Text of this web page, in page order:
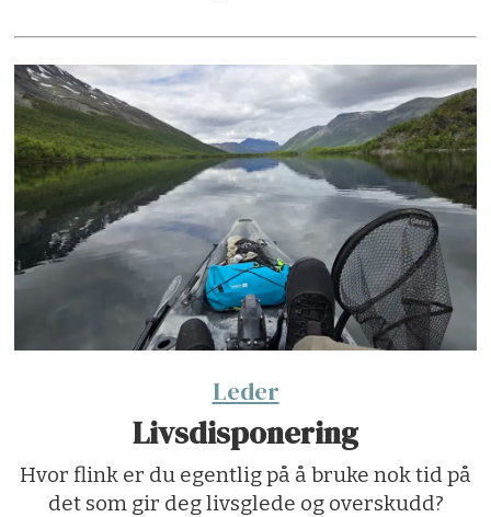
Leder
Livsdisponering
Hvor flink er du egentlig på å bruke nok tid på
det som gir deg livsglede og overskudd?